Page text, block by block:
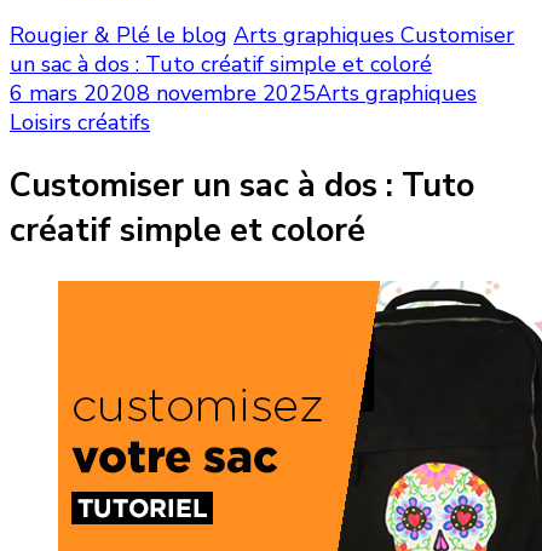
Rougier & Plé le blog Arts graphiques Customiser
un sac à dos : Tuto créatif simple et coloré
6 mars 20208 novembre 2025Arts graphiques
Loisirs créatifs
Customiser un sac à dos : Tuto
créatif simple et coloré